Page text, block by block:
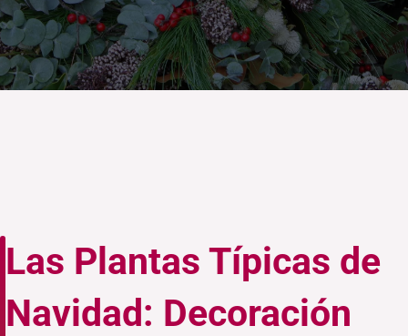
Las Plantas Típicas de
Navidad: Decoración